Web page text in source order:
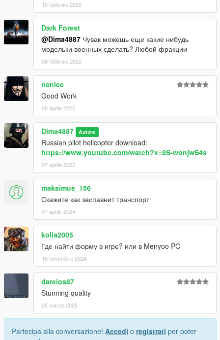
10 febbraio 2020
Dark Forest
@Dima4887 Чувак можешь еще какие нибудь
модельки военных сделать? Любой фракции
06 febbraio 2022
nenlee
Good Work
05 aprile 2022
Dima4887 Autore
Russian pilot helicopter download:
https://www.youtube.com/watch?v=9S-wonjwS4s
07 aprile 2022
maksimus_156
Скажите как заспавнит транспорт
07 aprile 2024
kolia2005
Где найти форму в игре? или в Menyoo PC
16 novembre 2024
dareios87
Stunning quality
25 marzo 2025
Partecipa alla conversazione! Accedi o registrati per poter